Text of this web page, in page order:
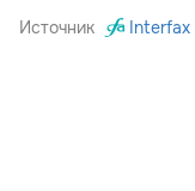
Источник Interfax